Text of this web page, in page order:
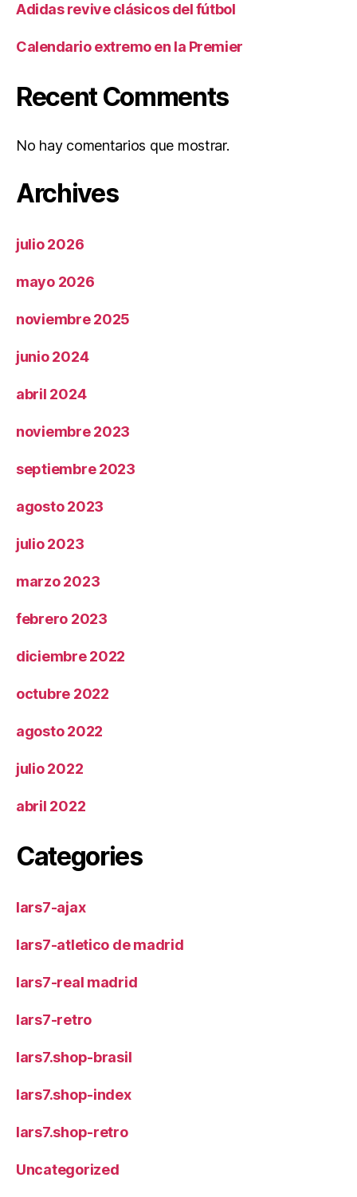
Adidas revive clásicos del fútbol
Calendario extremo en la Premier
Recent Comments
No hay comentarios que mostrar.
Archives
julio 2026
mayo 2026
noviembre 2025
junio 2024
abril 2024
noviembre 2023
septiembre 2023
agosto 2023
julio 2023
marzo 2023
febrero 2023
diciembre 2022
octubre 2022
agosto 2022
julio 2022
abril 2022
Categories
lars7-ajax
lars7-atletico de madrid
lars7-real madrid
lars7-retro
lars7.shop-brasil
lars7.shop-index
lars7.shop-retro
Uncategorized